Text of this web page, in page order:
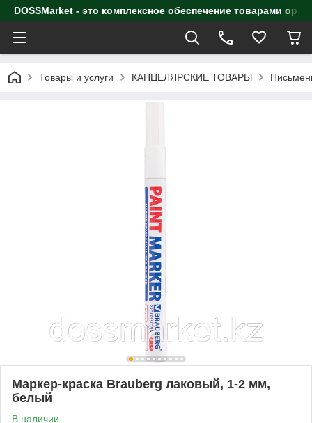
DOSSMarket - это комплексное обеспечение товарами
Товары и услуги КАНЦЕЛЯРСКИЕ ТОВАРЫ
Маркер-краска Brauberg лаковый, 1-2 мм,
белый
В наличии